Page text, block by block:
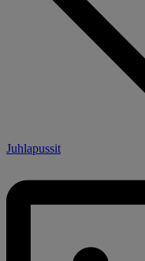
Juhlapussit